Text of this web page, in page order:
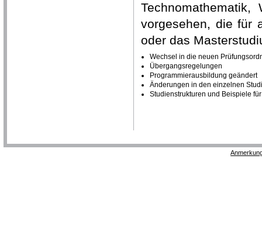
Technomathematik,
vorgesehen, die für
oder das
Wechsel in die neuen
Übergangsregelungen
Programmierausbildung geändert
Änderungen in den einzelnen
Studienstrukturen und Beispiele